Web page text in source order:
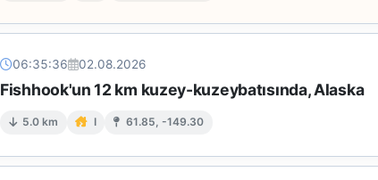
06:35:36 02.08.2026
Fishhook'un 12 km kuzey-kuzeybatısında, Alaska
5.0 km I 61.85, -149.30